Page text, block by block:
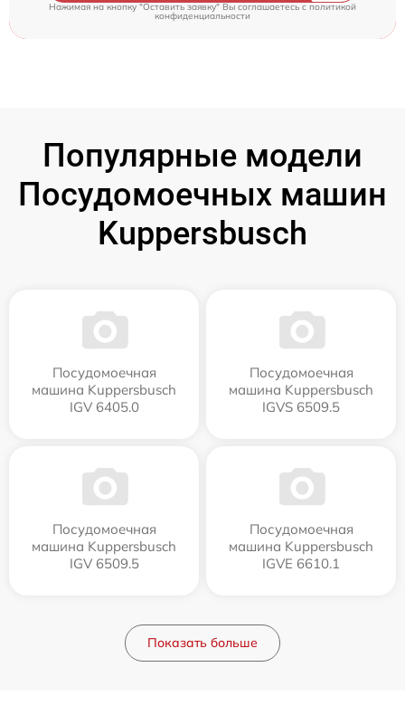
Нажимая на кнопку "Оставить заявку" Вы соглашаетесь cполитикой
конфиденциальности
Популярные модели
Посудомоечных машин
Kuppersbusch
Посудомоечная
машина Kuppersbusch
IGV 6405.0
Посудомоечная
машина Kuppersbusch
IGVS 6509.5
Посудомоечная
машина Kuppersbusch
IGV 6509.5
Посудомоечная
машина Kuppersbusch
IGVE 6610.1
Показать больше